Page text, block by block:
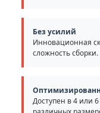
Без усилий
Инновационная
сложность сборки.
Доступен в 4 или